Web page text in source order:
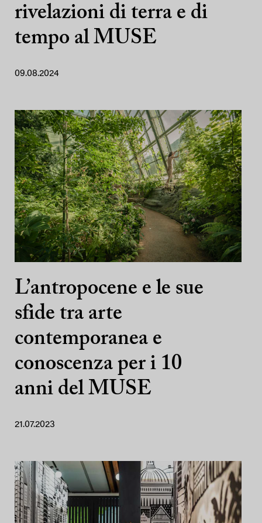
rivelazioni di terra e di
tempo al MUSE
09.08.2024
L’antropocene e le sue
sfide tra arte
contemporanea e
conoscenza per i 10
anni del MUSE
21.07.2023